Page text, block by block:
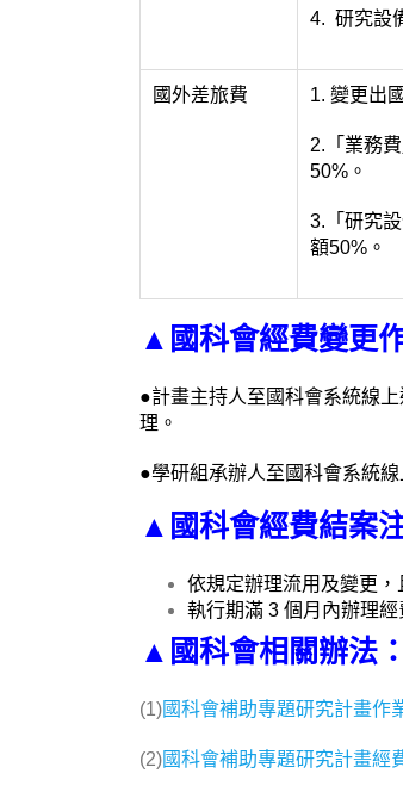
4. 研究設
國外差旅費 1. 變更出
2.「業務
50%。
3.「研究
額50%。
▲國科會經費變更
●計畫主持人至國科會系統線
理。
●學研組承辦人至國科會系統
▲國科會經費結案
依規定辦理流用及變更，
執行期滿 3 個月內辦理
▲國科會相關辦法：
(1)國科會補助專題研究計畫作
(2)國科會補助專題研究計畫經